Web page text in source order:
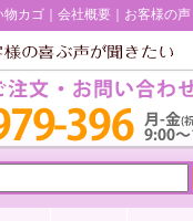
物カゴ 会社概要 お客様の声